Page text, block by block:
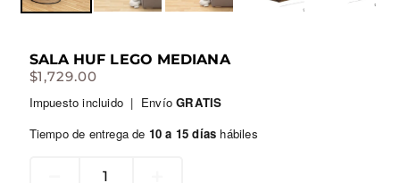
SALA HUF LEGO MEDIANA
$1,729.00
Impuesto incluido | EnvíoGRATIS
Tiempo de entrega de 10 a 15 días hábiles
Sala